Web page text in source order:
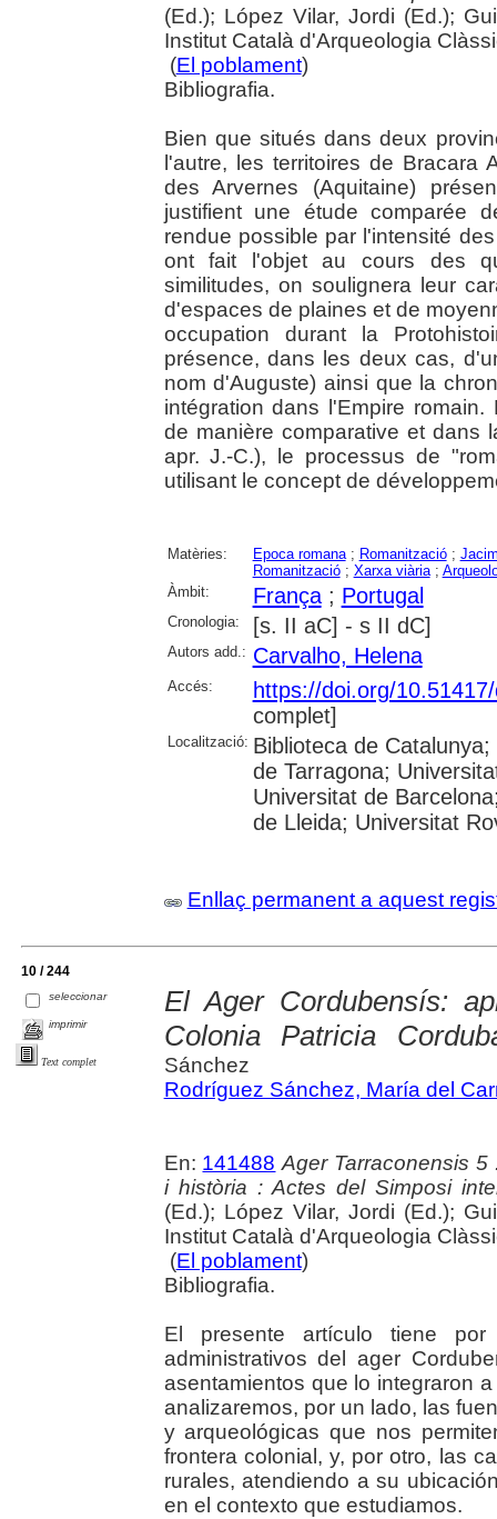
(Ed.); López Vilar, Jordi (Ed.);
Institut Català d'Arqueologia
(El poblament)
Bibliografia.
Bien que situés dans deux
l'autre, les territoires de Bracara
des Arvernes (Aquitaine)
justifient une étude comparée
rendue possible par l'intensité
ont fait l'objet au cours des
similitudes, on soulignera leur
d'espaces de plaines et de
occupation durant la
présence, dans les deux cas,
nom d'Auguste) ainsi que la
intégration dans l'Empire
de manière comparative et dans
apr. J.-C.), le processus de
utilisant le concept de
Matèries: Epoca romana; Romanització;
Romanització; Xarxa viària;
Àmbit:
França; Portugal
Cronologia: [s. II aC] - s II dC]
Autors add.: Carvalho, Helena
Accés:
https://doi.org/
complet]
Localització: Biblioteca de
de Tarragona;
Universitat de
de Lleida; Universitat
Enllaç permanent a aquest
10 / 244
seleccionar
imprimir
Text complet
El Ager Cordubensís:
Colonia Patricia
Sánchez
Rodríguez Sánchez, María del
En: 141488 Ager Tarraconensis
i història : Actes del Simposi
(Ed.); López Vilar, Jordi (Ed.);
Institut Català d'Arqueologia
(El poblament)
Bibliografia.
El presente artículo tiene
administrativos del ager
asentamientos que lo integraron
analizaremos, por un lado, las
y arqueológicas que nos
frontera colonial, y, por otro, las
rurales, atendiendo a su
en el contexto que estudiamos.